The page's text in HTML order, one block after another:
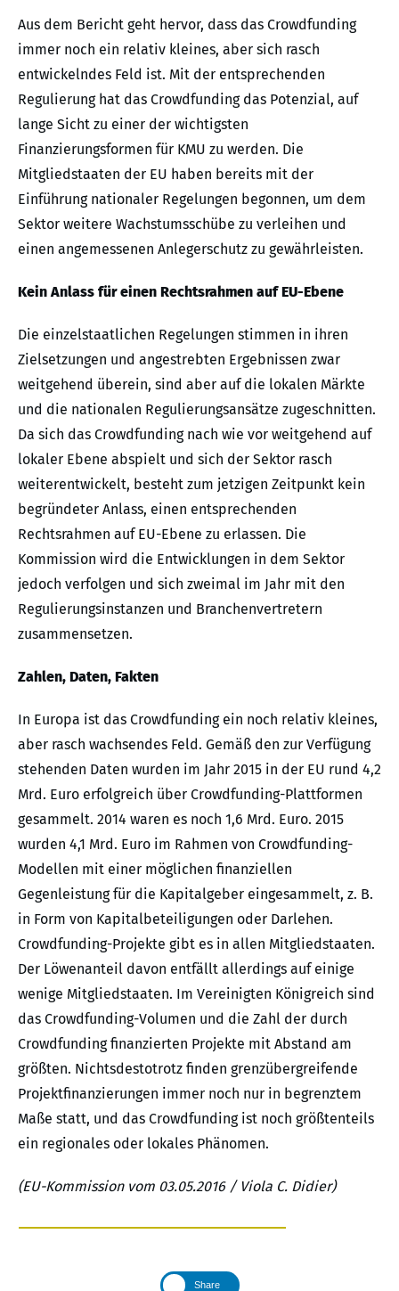
Aus dem Bericht geht hervor, dass das Crowdfunding
immer noch ein relativ kleines, aber sich rasch
entwickelndes Feld ist. Mit der entsprechenden
Regulierung hat das Crowdfunding das Potenzial, auf
lange Sicht zu einer der wichtigsten
Finanzierungsformen für KMU zu werden. Die
Mitgliedstaaten der EU haben bereits mit der
Einführung nationaler Regelungen begonnen, um dem
Sektor weitere Wachstumsschübe zu verleihen und
einen angemessenen Anlegerschutz zu gewährleisten.
Kein Anlass für einen Rechtsrahmen auf EU-Ebene
Die einzelstaatlichen Regelungen stimmen in ihren
Zielsetzungen und angestrebten Ergebnissen zwar
weitgehend überein, sind aber auf die lokalen Märkte
und die nationalen Regulierungsansätze zugeschnitten.
Da sich das Crowdfunding nach wie vor weitgehend auf
lokaler Ebene abspielt und sich der Sektor rasch
weiterentwickelt, besteht zum jetzigen Zeitpunkt kein
begründeter Anlass, einen entsprechenden
Rechtsrahmen auf EU-Ebene zu erlassen. Die
Kommission wird die Entwicklungen in dem Sektor
jedoch verfolgen und sich zweimal im Jahr mit den
Regulierungsinstanzen und Branchenvertretern
zusammensetzen.
Zahlen, Daten, Fakten
In Europa ist das Crowdfunding ein noch relativ kleines,
aber rasch wachsendes Feld. Gemäß den zur Verfügung
stehenden Daten wurden im Jahr 2015 in der EU rund 4,2
Mrd. Euro erfolgreich über Crowdfunding-Plattformen
gesammelt. 2014 waren es noch 1,6 Mrd. Euro. 2015
wurden 4,1 Mrd. Euro im Rahmen von Crowdfunding-
Modellen mit einer möglichen finanziellen
Gegenleistung für die Kapitalgeber eingesammelt, z. B.
in Form von Kapitalbeteiligungen oder Darlehen.
Crowdfunding-Projekte gibt es in allen Mitgliedstaaten.
Der Löwenanteil davon entfällt allerdings auf einige
wenige Mitgliedstaaten. Im Vereinigten Königreich sind
das Crowdfunding-Volumen und die Zahl der durch
Crowdfunding finanzierten Projekte mit Abstand am
größten. Nichtsdestotrotz finden grenzübergreifende
Projektfinanzierungen immer noch nur in begrenztem
Maße statt, und das Crowdfunding ist noch größtenteils
ein regionales oder lokales Phänomen.
(EU-Kommission vom 03.05.2016 / Viola C. Didier)
Share